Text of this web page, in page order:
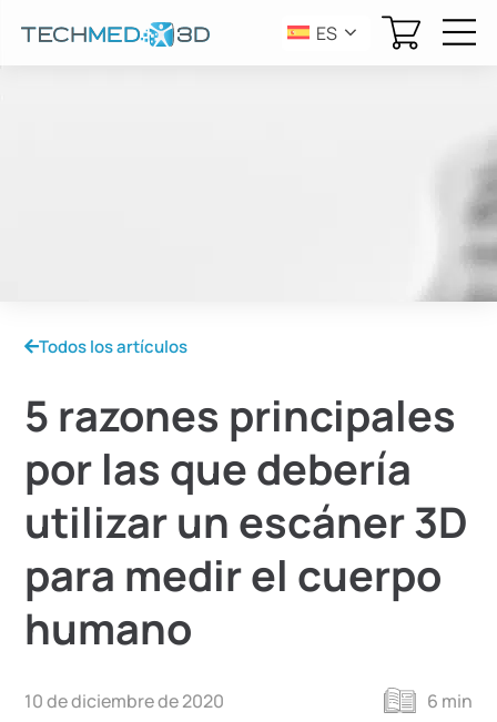
ES
Todos los artículos
5 razones principales
por las que debería
utilizar un escáner 3D
para medir el cuerpo
humano
10 de diciembre de 2020 6 min